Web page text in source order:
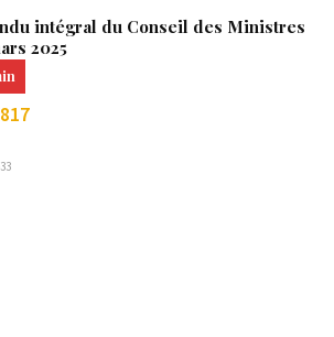
intégral du Conseil des Ministres
2025
817